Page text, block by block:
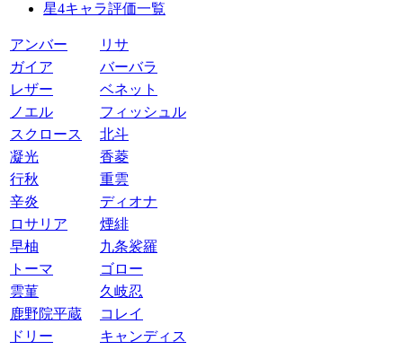
星4キャラ評価一覧
アンバー
リサ
ガイア
バーバラ
レザー
ベネット
ノエル
フィッシュル
スクロース
北斗
凝光
香菱
行秋
重雲
辛炎
ディオナ
ロサリア
煙緋
早柚
九条裟羅
トーマ
ゴロー
雲菫
久岐忍
鹿野院平蔵
コレイ
ドリー
キャンディス